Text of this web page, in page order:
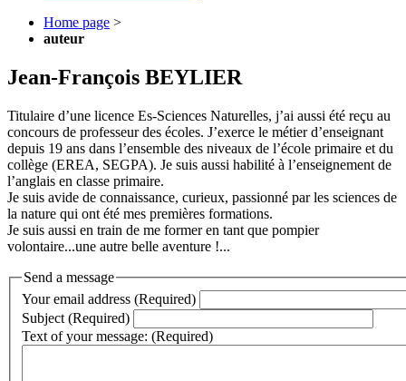
Home page >
auteur
Jean-François BEYLIER
Titulaire d’une licence Es-Sciences Naturelles, j’ai aussi été reçu au
concours de professeur des écoles. J’exerce le métier d’enseignant
depuis 19 ans dans l’ensemble des niveaux de l’école primaire et du
collège (EREA, SEGPA). Je suis aussi habilité à l’enseignement de
l’anglais en classe primaire.
Je suis avide de connaissance, curieux, passionné par les sciences de
la nature qui ont été mes premières formations.
Je suis aussi en train de me former en tant que pompier
volontaire...une autre belle aventure !...
Send a message
Your email address (Required)
Subject (Required)
Text of your message: (Required)